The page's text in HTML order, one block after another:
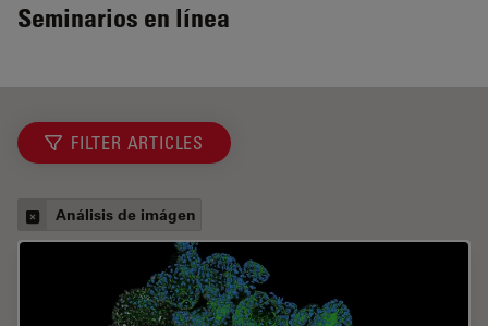
Seminarios en línea
FILTER ARTICLES
Análisis de imágen